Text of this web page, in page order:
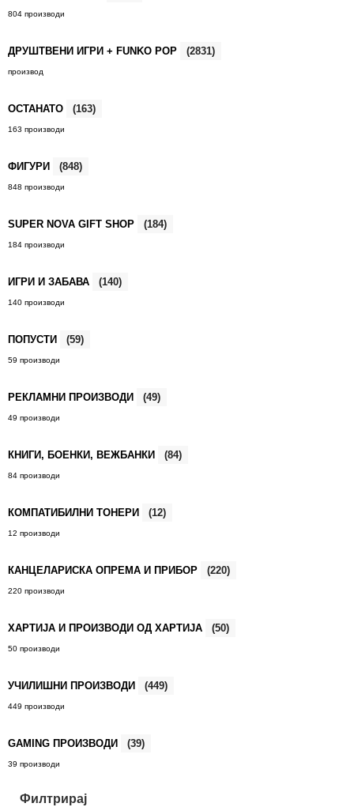
804 производи
ДРУШТВЕНИ ИГРИ + FUNKO POP (2831)
производ
ОСТАНАТО (163)
163 производи
ФИГУРИ (848)
848 производи
SUPER NOVA GIFT SHOP (184)
184 производи
ИГРИ И ЗАБАВА (140)
140 производи
ПОПУСТИ (59)
59 производи
РЕКЛАМНИ ПРОИЗВОДИ (49)
49 производи
КНИГИ, БОЕНКИ, ВЕЖБАНКИ (84)
84 производи
КОМПАТИБИЛНИ ТОНЕРИ (12)
12 производи
КАНЦЕЛАРИСКА ОПРЕМА И ПРИБОР (220)
220 производи
ХАРТИЈА И ПРОИЗВОДИ ОД ХАРТИЈА (50)
50 производи
УЧИЛИШНИ ПРОИЗВОДИ (449)
449 производи
GAMING ПРОИЗВОДИ (39)
39 производи
Филтрирај